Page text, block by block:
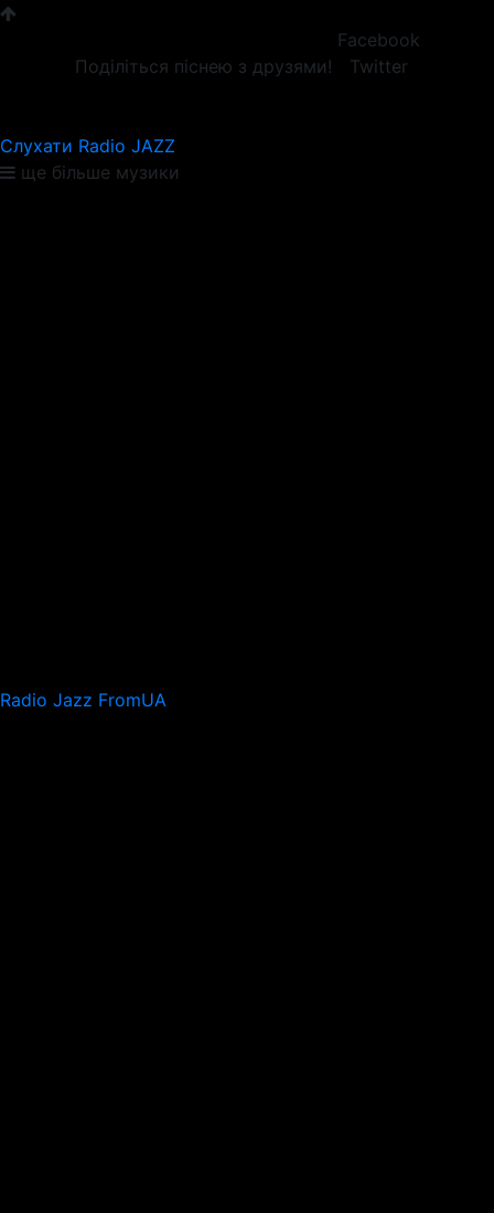
Поділіться піснею з друзями!
Facebook
Twitter
Слухати Radio JAZZ
ще більше музики
Radio Jazz FromUA